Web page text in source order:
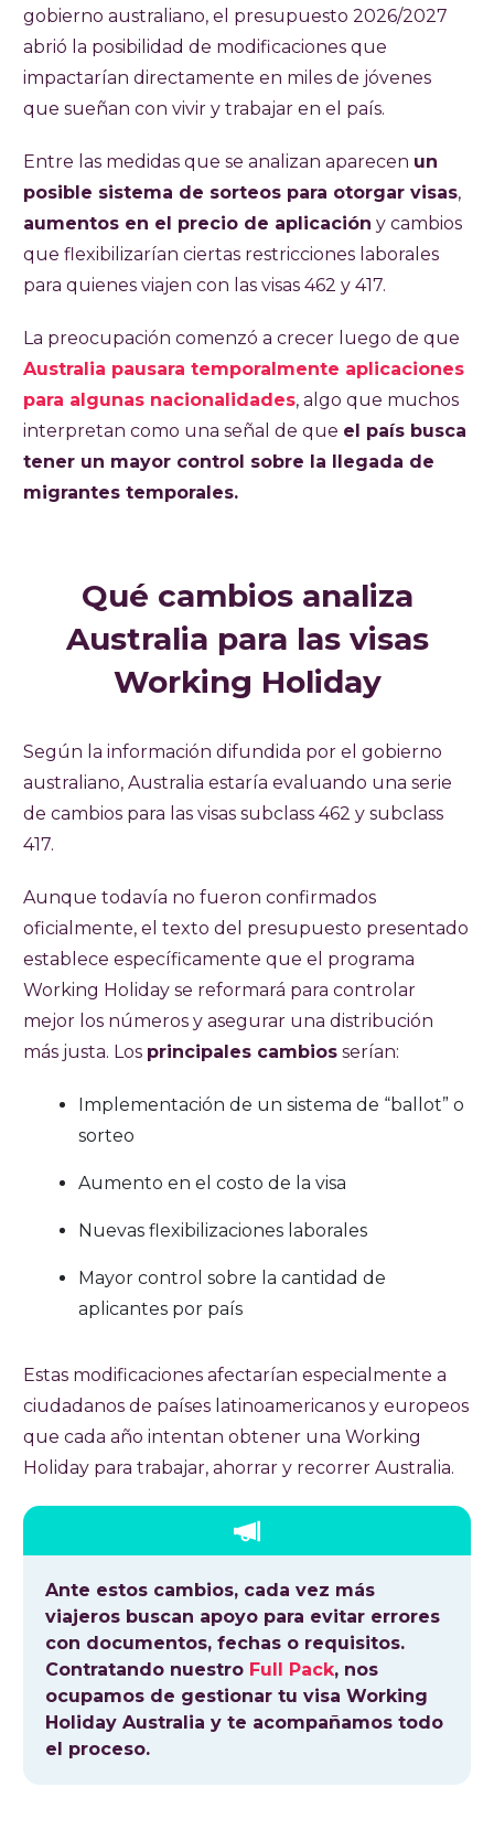
gobierno australiano, el presupuesto 2026/2027
abrió la posibilidad de modificaciones que
impactarían directamente en miles de jóvenes
que sueñan con vivir y trabajar en el país.
Entre las medidas que se analizan aparecen un
posible sistema de sorteos para otorgar visas,
aumentos en el precio de aplicación y cambios
que flexibilizarían ciertas restricciones laborales
para quienes viajen con las visas 462 y 417.
La preocupación comenzó a crecer luego de que
Australia pausara temporalmente aplicaciones
para algunas nacionalidades, algo que muchos
interpretan como una señal de que el país busca
tener un mayor control sobre la llegada de
migrantes temporales.
Qué cambios analiza
Australia para las visas
Working Holiday
Según la información difundida por el gobierno
australiano, Australia estaría evaluando una serie
de cambios para las visas subclass 462 y subclass
417.
Aunque todavía no fueron confirmados
oficialmente, el texto del presupuesto presentado
establece específicamente que el programa
Working Holiday se reformará para controlar
mejor los números y asegurar una distribución
más justa. Los principales cambios serían:
Implementación de un sistema de “ballot” o
sorteo
Aumento en el costo de la visa
Nuevas flexibilizaciones laborales
Mayor control sobre la cantidad de
aplicantes por país
Estas modificaciones afectarían especialmente a
ciudadanos de países latinoamericanos y europeos
que cada año intentan obtener una Working
Holiday para trabajar, ahorrar y recorrer Australia.
Ante estos cambios, cada vez más
viajeros buscan apoyo para evitar errores
con documentos, fechas o requisitos.
Contratando nuestro Full Pack, nos
ocupamos de gestionar tu visa Working
Holiday Australia y te acompañamos todo
el proceso.